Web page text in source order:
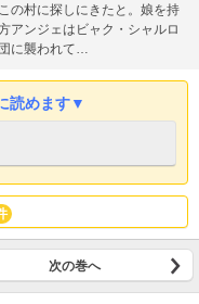
の村に探しにきたと。娘を持
アンジェはビャク・シャルロ
に襲われて…
読めます▼
次の巻へ